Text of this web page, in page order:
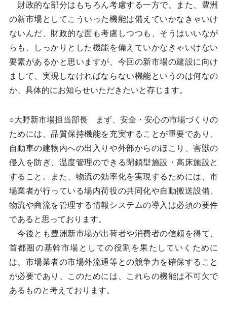
財政的な部分はもちろん考慮する一方で、また、豊洲
の新市場としてこういった機能は備えていかなきゃいけ
ないんだ、財政的な面も考慮しつつも、そうはいいなが
らも、しっかりとした機能を備えていかなきゃいけない
要素があるかと思いますが、今回の新市場の建設に向け
まして、実現しなければならない機能というのは何なの
か、具体的にお知らせいただきたいと存じます。
○大野新市場担当部長 まず、安全・安心の市場づくりの
ためには、品質保持機能を充実することが重要であり、
自動車の建物内への出入りや外部からのほこり、害獣の
侵入を防ぎ、温度管理のできる閉鎖型施設・高床施設と
すること。また、物流の効率化を実現するためには、市
場業者が行っている場内荷役の共同化や自動搬送設備、
物流や商流を管理する情報システムの導入は必須の要件
であると思っております。
今後とも豊洲新市場が出荷者や消費者の信頼を得て、
首都圏の基幹市場としての役割を果たしていくために
は、市場業者の市場外流通等との競争力を確保すること
が必要であり、このためには、これらの機能は不可欠で
あるものと考えております。